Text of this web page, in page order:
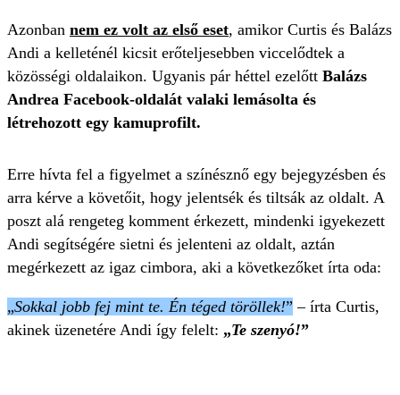
Azonban nem ez volt az első eset, amikor Curtis és Balázs
Andi a kelleténél kicsit erőteljesebben viccelődtek a
közösségi oldalaikon. Ugyanis pár héttel ezelőtt Balázs
Andrea Facebook-oldalát valaki lemásolta és
létrehozott egy kamuprofilt.
Erre hívta fel a figyelmet a színésznő egy bejegyzésben és
arra kérve a követőit, hogy jelentsék és tiltsák az oldalt. A
poszt alá rengeteg komment érkezett, mindenki igyekezett
Andi segítségére sietni és jelenteni az oldalt, aztán
megérkezett az igaz cimbora, aki a következőket írta oda:
„Sokkal jobb fej mint te. Én téged töröllek!” – írta Curtis,
akinek üzenetére Andi így felelt: „Te szenyó!”